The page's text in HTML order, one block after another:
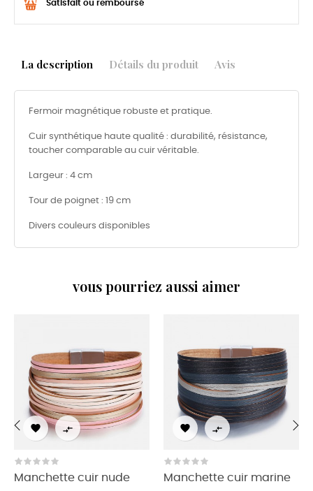
Satisfait ou remboursé
La description Détails du produit Avis
Fermoir magnétique robuste et pratique.
Cuir synthétique haute qualité : durabilité, résistance,
toucher comparable au cuir véritable.
Largeur : 4 cm
Tour de poignet : 19 cm
Divers couleurs disponibles
vous pourriez aussi aimer
 
Manchette cuir nude
 
Manchette cuir marine